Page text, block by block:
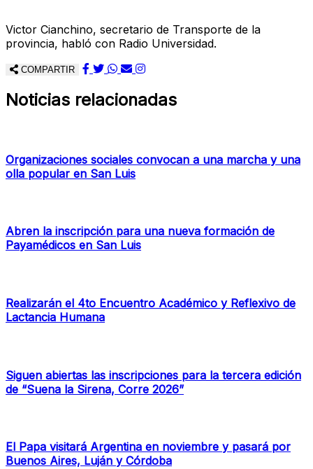
Victor Cianchino, secretario de Transporte de la
provincia, habló con Radio Universidad.
COMPARTIR
Noticias relacionadas
Organizaciones sociales convocan a una marcha y una
olla popular en San Luis
Abren la inscripción para una nueva formación de
Payamédicos en San Luis
Realizarán el 4to Encuentro Académico y Reflexivo de
Lactancia Humana
Siguen abiertas las inscripciones para la tercera edición
de “Suena la Sirena, Corre 2026”
El Papa visitará Argentina en noviembre y pasará por
Buenos Aires, Luján y Córdoba